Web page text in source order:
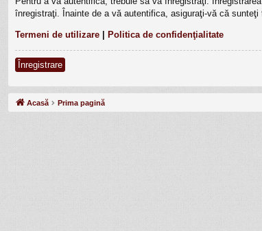
înregistraţi. Înainte de a vă autentifica, asiguraţi-vă că
Termeni de utilizare Politica de confidenţialitate
Înregistrare
Acasă Prima pagină